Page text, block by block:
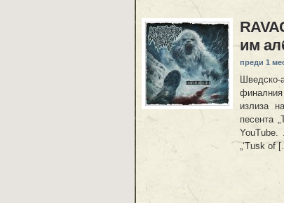
им
преди 1
Шведско-
финалния
излиза
песента
YouTube.
„‘Tusk of